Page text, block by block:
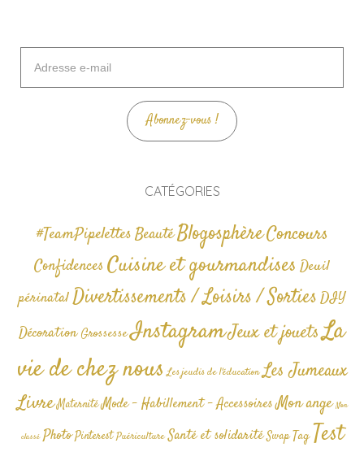
mail
Abonnez-vous !
CATÉGORIES
#TeamPipelettesBeautéBlogosphèreConcours
Confidences Cuisine et gourmandises Deuil
périnatalDivertissements / Loisirs / SortiesDIY
Décoration GrossesseInstagramJeux et jouetsLa
vie de chez nous Les jeudis de l'éducation Les Jumeaux
Livre Maternité Mode - Habillement - AccessoiresMon ange Non
classé Photo Pinterest Puériculture Santé et solidarité Swap TagTest